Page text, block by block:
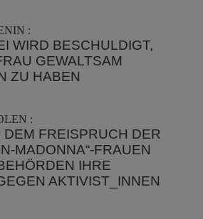
:
WIRD BESCHULDIGT,
GEWALTSAM
ZU HABEN
:
FREISPRUCH DER
MADONNA“-FRAUEN
IHRE
AKTIVIST_INNEN